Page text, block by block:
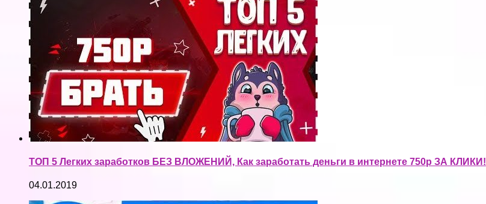
ТОП 5 Легких заработков БЕЗ ВЛОЖЕНИЙ, Как заработать деньги в интернете 750р ЗА КЛИКИ!
04.01.2019